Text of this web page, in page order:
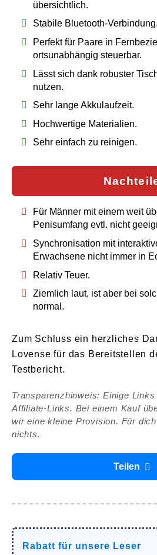
übersichtlich.
Stabile Bluetooth-Verbindung.
Perfekt für Paare in
ortsunabhängig steuerbar.
Lässt sich dank robuster
nutzen.
Sehr lange Akkulaufzeit.
Hochwertige Materialien.
Sehr einfach zu reinigen.
Für Männer mit einem weit
Penisumfang evtl. nicht
Synchronisation mit
Erwachsene nicht immer in
Relativ Teuer.
Ziemlich laut, ist aber bei
normal.
Zum Schluss ein herzliches
Lovense für das Bereitstellen
Testbericht.
Transparenzhinweis: Einige
Affiliate-Links. Bei einem Kauf
wir eine kleine Provision. Für
nichts.
Teilen
Rabatt für unsere Leser